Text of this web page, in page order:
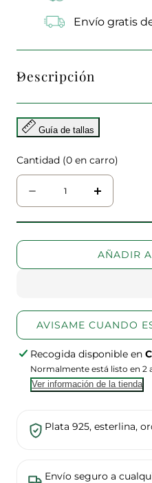
Envío gratis
Descripción
Guía de tallas
Cantidad (0 en carro)
Cantidad
Disminuir
para
Collar
Amatista
aumentar
cantidad
para
Collar
con
AÑADIR
AVISAME CUANDO
Recogida disponible en
Normalmente está listo en 2
Ver información de la tienda
Plata 925, esterlina,
Envío seguro a